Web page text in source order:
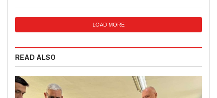
LOAD MORE
READ ALSO